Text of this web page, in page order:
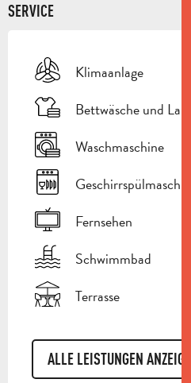
SERVICE
Klimaanlage
Bettwäsche und Laken
Waschmaschine
Geschirrspülmaschine
Fernsehen
Schwimmbad
Terrasse
ALLE LEISTUNGEN ANZEIGEN